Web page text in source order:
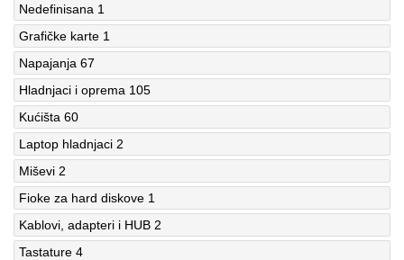
Nedefinisana 1
Grafičke karte 1
Napajanja 67
Hladnjaci i oprema 105
Kućišta 60
Laptop hladnjaci 2
Miševi 2
Fioke za hard diskove 1
Kablovi, adapteri i HUB 2
Tastature 4